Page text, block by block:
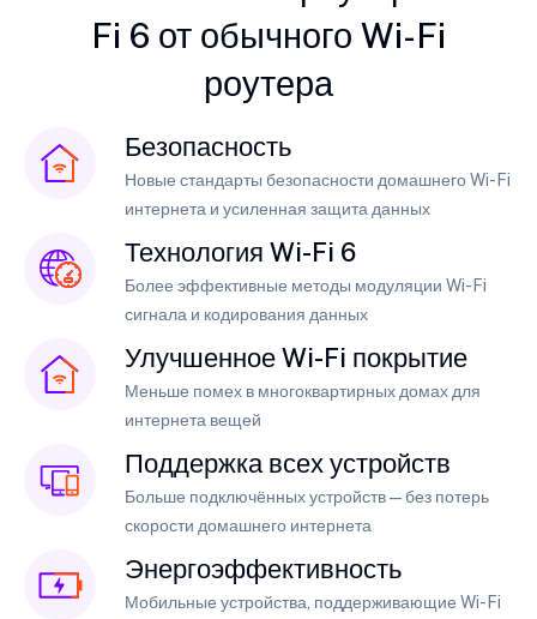
Fi 6 от обычного Wi-Fi
роутера
Безопасность
Новые стандарты безопасности домашнего Wi-Fi
интернета и усиленная защита данных
Технология Wi-Fi 6
Более эффективные методы модуляции Wi-Fi
сигнала и кодирования данных
Улучшенное Wi-Fi покрытие
Меньше помех в многоквартирных домах для
интернета вещей
Поддержка всех устройств
Больше подключённых устройств — без потерь
скорости домашнего интернета
Энергоэффективность
Мобильные устройства, поддерживающие Wi-Fi